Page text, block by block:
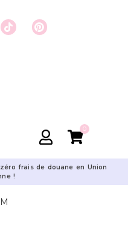
0
frais de douane en Union
!